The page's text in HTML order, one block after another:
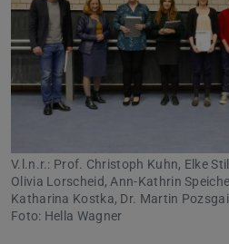
V.l.n.r.: Prof. Christoph Kuhn, Elke
Olivia Lorscheid, Ann-Kathrin
Katharina Kostka, Dr. Martin
Foto: Hella Wagner